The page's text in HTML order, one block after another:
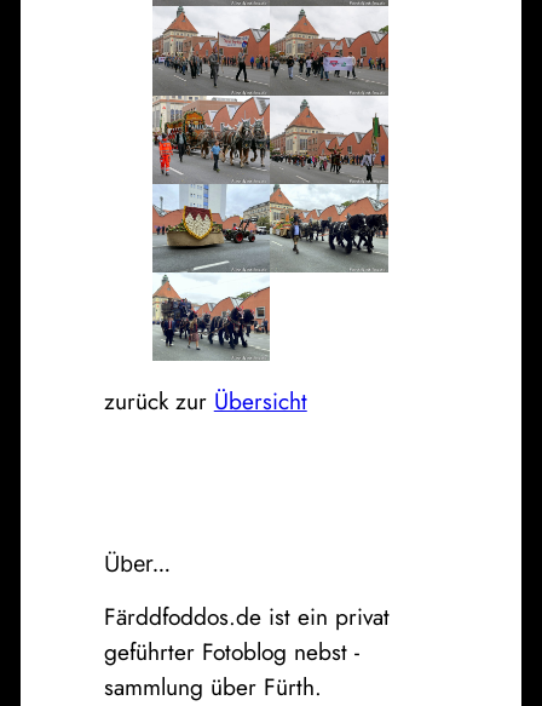
zurück zur Übersicht
Über…
Färddfoddos.de ist ein privat
geführter Fotoblog nebst -
sammlung über Fürth.